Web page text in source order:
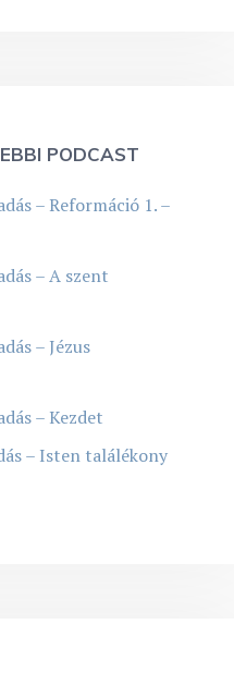
PODCAST
– Reformáció 1. –
– A szent
– Jézus
– Kezdet
– Isten találékony